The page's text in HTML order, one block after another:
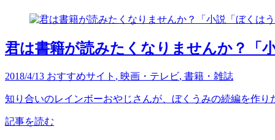
君は書籍が読みたくなりませんか？「
2018/4/13 おすすめサイト , 映画・テレビ, 書籍・雑誌
知り合いのレインボーおやじさんが、ぼくうみの続編を作
記事を読む